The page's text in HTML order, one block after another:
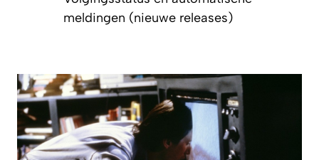
meldingen (nieuwe releases)